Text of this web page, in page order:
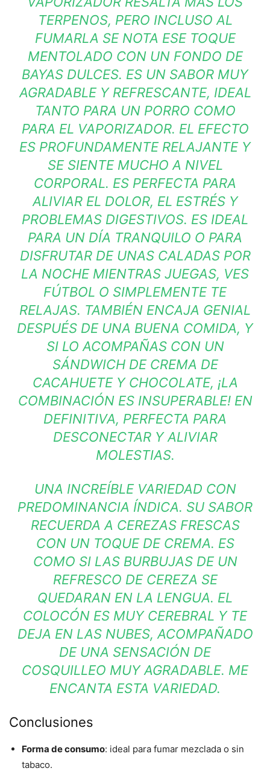
TERPENOS, PERO INCLUSO AL
FUMARLA SE NOTA ESE TOQUE
MENTOLADO CON UN FONDO DE
BAYAS DULCES. ES UN SABOR MUY
AGRADABLE Y REFRESCANTE, IDEAL
TANTO PARA UN PORRO COMO
PARA EL VAPORIZADOR. EL EFECTO
ES PROFUNDAMENTE RELAJANTE Y
SE SIENTE MUCHO A NIVEL
CORPORAL. ES PERFECTA PARA
ALIVIAR EL DOLOR, EL ESTRÉS Y
PROBLEMAS DIGESTIVOS. ES IDEAL
PARA UN DÍA TRANQUILO O PARA
DISFRUTAR DE UNAS CALADAS POR
LA NOCHE MIENTRAS JUEGAS, VES
FÚTBOL O SIMPLEMENTE TE
RELAJAS. TAMBIÉN ENCAJA GENIAL
DESPUÉS DE UNA BUENA COMIDA, Y
SI LO ACOMPAÑAS CON UN
SÁNDWICH DE CREMA DE
CACAHUETE Y CHOCOLATE, ¡LA
COMBINACIÓN ES INSUPERABLE! EN
DEFINITIVA, PERFECTA PARA
DESCONECTAR Y ALIVIAR
MOLESTIAS.
UNA INCREÍBLE VARIEDAD CON
PREDOMINANCIA ÍNDICA. SU SABOR
RECUERDA A CEREZAS FRESCAS
CON UN TOQUE DE CREMA. ES
COMO SI LAS BURBUJAS DE UN
REFRESCO DE CEREZA SE
QUEDARAN EN LA LENGUA. EL
COLOCÓN ES MUY CEREBRAL Y TE
DEJA EN LAS NUBES, ACOMPAÑADO
DE UNA SENSACIÓN DE
COSQUILLEO MUY AGRADABLE. ME
ENCANTA ESTA VARIEDAD.
Conclusiones
Forma de consumo: ideal para fumar mezclada o sin
tabaco.